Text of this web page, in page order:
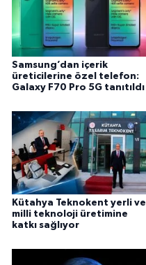
Samsung’dan içerik
üreticilerine özel telefon:
Galaxy F70 Pro 5G tanıtıldı
Kütahya Teknokent yerli ve
milli teknoloji üretimine
katkı sağlıyor